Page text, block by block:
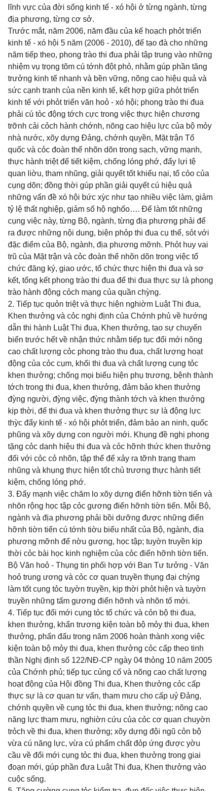
lĩnh vực của đời sống kinh tế - xó hội ở từng ngành, từng
địa phương, từng cơ sở.
Trước mắt, năm 2006, năm đầu của kế hoạch phỏt triển
kinh tế - xó hội 5 năm (2006 - 2010), để tạo đà cho những
năm tiếp theo, phong trào thi đua phải tập trung vào những
nhiệm vụ trọng tõm cú tớnh đột phỏ, nhằm gúp phần tăng
trưởng kinh tế nhanh và bền vững, nõng cao hiệu quả và
sức cạnh tranh của nền kinh tế, kết hợp giữa phỏt triển
kinh tế với phỏt triển văn hoỏ - xó hội; phong trào thi đua
phải cú tỏc động tớch cực trong việc thực hiện chương
trỡnh cải cỏch hành chớnh, nõng cao hiệu lực của bộ mỏy
nhà nước, xõy dựng Đảng, chớnh quyền, Mặt trận Tổ
quốc và cỏc đoàn thể nhõn dõn trong sạch, vững mạnh,
thực hành triệt để tiết kiệm, chống lóng phớ, đẩy lựi tệ
quan liờu, tham nhũng, giải quyết tốt khiếu nại, tố cỏo của
cụng dõn; đồng thời gúp phần giải quyết cú hiệu quả
những vấn đề xó hội bức xỳc như tạo nhiều việc làm, giảm
tỷ lệ thất nghiệp, giảm số hộ nghốo…. Để làm tốt những
cụng việc này, từng Bộ, ngành, từng địa phương phải để
ra được những nội dung, biện phỏp thi đua cụ thể, sỏt với
đặc điểm của Bộ, ngành, địa phương mỡnh. Phỏt huy vai
trũ của Mặt trận và cỏc đoàn thể nhõn dõn trong việc tổ
chức đăng ký, giao ước, tổ chức thực hiện thi đua và sơ
kết, tổng kết phong trào thi đua để thi đua thực sự là phong
trào hành động cỏch mạng của quần chỳng.
2. Tiếp tục quỏn triệt và thực hiện nghiờm Luật Thi đua,
Khen thưởng và cỏc nghị định của Chớnh phủ về hướng
dẫn thi hành Luật Thi đua, Khen thưởng, tạo sự chuyển
biến trước hết về nhận thức nhằm tiếp tục đổi mới nõng
cao chất lượng cỏc phong trào thu đua, chất lượng hoạt
động của cỏc cụm, khối thi đua và chất lượng cụng tỏc
khen thưởng; chống mọi biểu hiện phụ trương, bệnh thành
tớch trong thi đua, khen thưởng, đảm bảo khen thưởng
đỳng người, đỳng việc, đỳng thành tớch và khen thưởng
kịp thời, để thi đua và khen thưởng thực sự là động lực
thỳc đẩy kinh tế - xó hội phỏt triển, đảm bảo an ninh, quốc
phũng và xõy dựng con người mới. Khụng đề nghị phong
tặng cỏc danh hiệu thi đua và cỏc hỡnh thức khen thưởng
đối với cỏc cỏ nhõn, tập thể để xảy ra tỡnh trạng tham
nhũng và khụng thực hiện tốt chủ trương thực hành tiết
kiệm, chống lóng phớ.
3. Đẩy mạnh việc chăm lo xõy dựng điển hỡnh tiờn tiến và
nhõn rộng học tập cỏc gương điển hỡnh tiờn tiến. Mỗi Bộ,
ngành và địa phương phải bồi dưỡng được những điển
hỡnh tiờn tiến cú tớnh tiờu biểu nhất của Bộ, ngành, địa
phương mỡnh để nờu gương, học tập; tuyờn truyền kịp
thời cỏc bài học kinh nghiệm của cỏc điển hỡnh tiờn tiến.
Bộ Văn hoỏ - Thụng tin phối hợp với Ban Tư tưởng - Văn
hoỏ trung ương và cỏc cơ quan truyền thụng đại chỳng
làm tốt cụng tỏc tuyờn truyền, kịp thời phỏt hiện và tuyờn
truyền những tấm gương điển hỡnh và nhõn tố mới.
4. Tiếp tục đổi mới cụng tỏc tổ chức và cỏn bộ thi đua,
khen thưởng, khẩn trương kiện toàn bộ mỏy thi đua, khen
thưởng, phấn đấu trong năm 2006 hoàn thành xong việc
kiện toàn bộ mỏy thi đua, khen thưởng cỏc cấp theo tinh
thần Nghị định số 122/NĐ-CP ngày 04 thỏng 10 năm 2005
của Chớnh phủ; tiếp tục củng cố và nõng cao chất lượng
hoạt động của Hội đồng Thi đua, Khen thưởng cỏc cấp
thực sự là cơ quan tư vấn, tham mưu cho cấp uỷ Đảng,
chớnh quyền về cụng tỏc thi đua, khen thưởng; nõng cao
năng lực tham mưu, nghiờn cứu của cỏc cơ quan chuyờn
trỏch về thi đua, khen thưởng; xõy dựng đội ngũ cỏn bộ
vừa cú năng lực, vừa cú phẩm chất đỏp ứng được yờu
cầu về đổi mới cụng tỏc thi đua, khen thưởng trong giai
đoạn mới, gúp phần đưa Luật Thi đua, Khen thưởng vào
cuộc sống.